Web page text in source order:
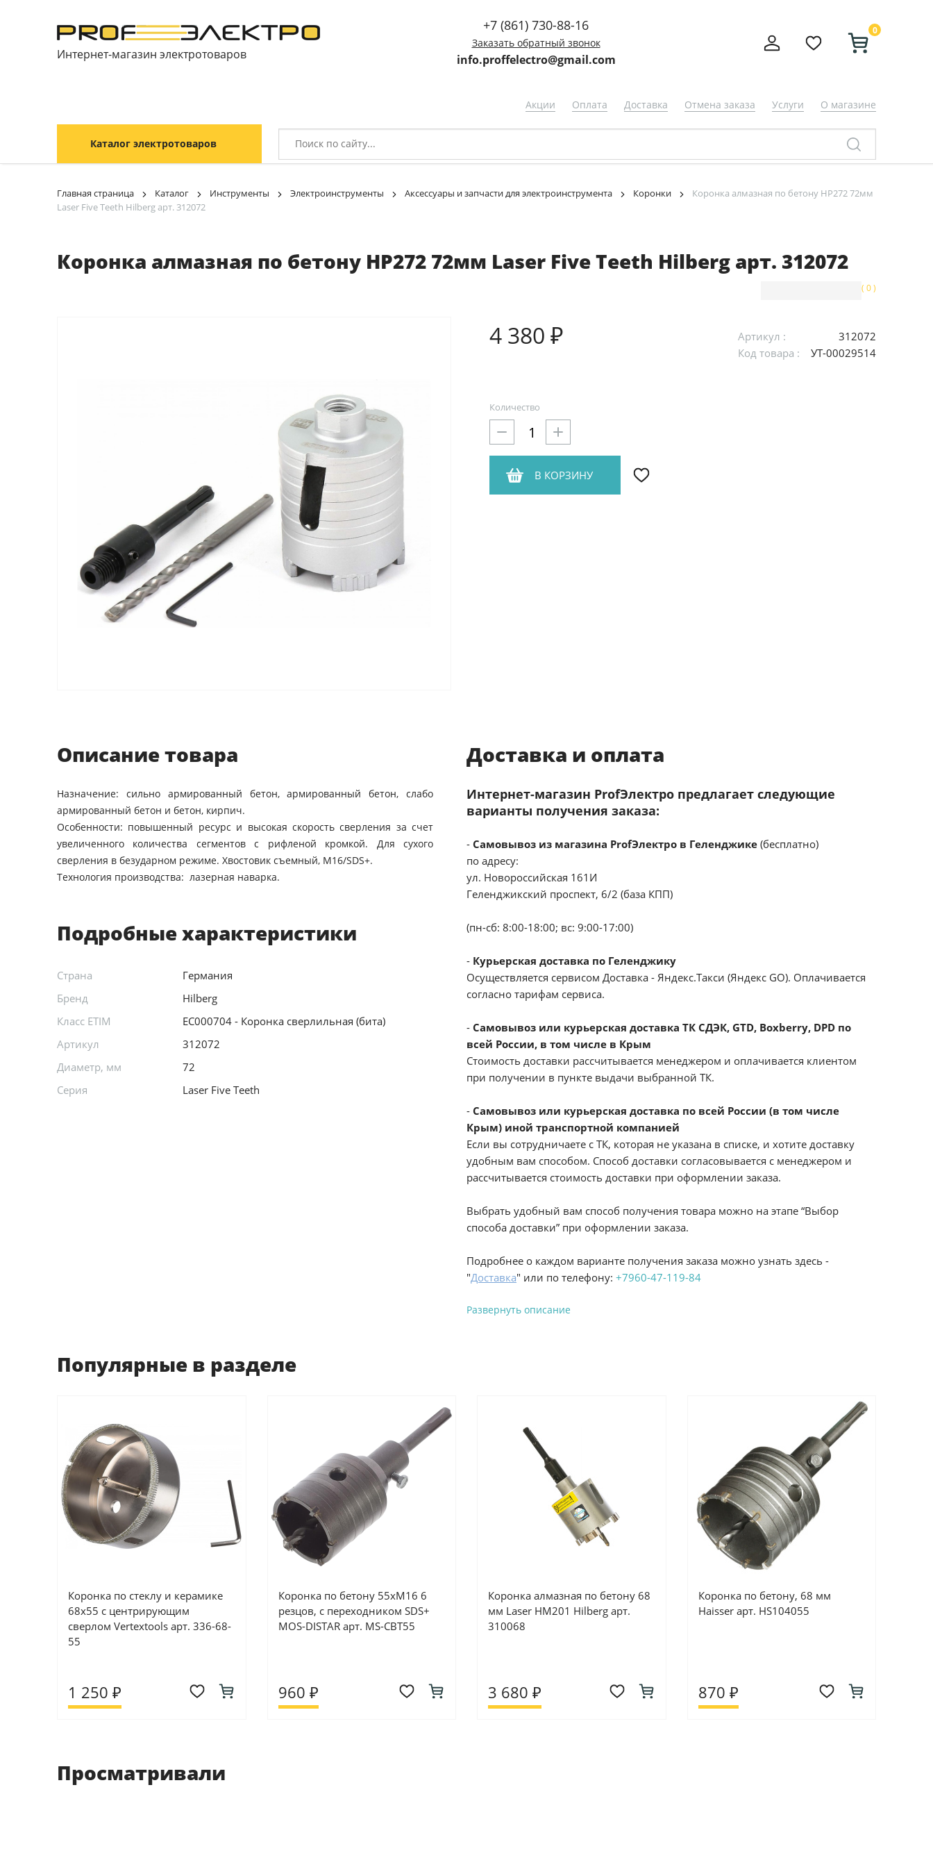
Интернет-магазин электротоваров
+7 (861) 730-88-16
Заказать обратный звонок
info.proffelectro@gmail.com
0
Акции Оплата Доставка Отмена заказа Услуги О магазине
Каталог электротоваров
Главная страница Каталог Инструменты Электроинструменты Аксессуары и запчасти для электроинструмента Коронки
Коронка алмазная по бетону HP272 72мм
Laser Five Teeth Hilberg арт. 312072
Коронка алмазная по бетону HP272 72мм Laser Five Teeth Hilberg арт. 312072
( 0 )
4 380 ₽ Артикул :
312072
Код товара :
УТ-00029514
Количество
В КОРЗИНУ
Описание товара
Назначение: сильно армированный бетон, армированный бетон, слабо
армированный бетон и бетон, кирпич.
Особенности: повышенный ресурс и высокая скорость сверления за счет
увеличенного количества сегментов с рифленой кромкой. Для сухого
сверления в безударном режиме. Хвостовик съемный, М16/SDS+.
Технология производства: лазерная наварка.
Подробные характеристики
Страна
Германия
Бренд
Hilberg
Класс ETIM
EC000704 - Коронка сверлильная (бита)
Артикул
312072
Диаметр, мм
72
Серия
Laser Five Teeth
Доставка и оплата
Интернет-магазин ProfЭлектро предлагает следующие
варианты получения заказа:
- Самовывоз из магазина ProfЭлектро в Геленджике (бесплатно)
по адресу:
ул. Новороссийская 161И
Геленджикский проспект, 6/2 (база КПП)
(пн-сб: 8:00-18:00; вс: 9:00-17:00)
- Курьерская доставка по Геленджику
Осуществляется сервисом Доставка - Яндекс.Такси (Яндекс GO). Оплачивается
согласно тарифам сервиса.
- Самовывоз или курьерская доставка ТК СДЭК, GTD, Boxberry, DPD по
всей России, в том числе в Крым
Стоимость доставки рассчитывается менеджером и оплачивается клиентом
при получении в пункте выдачи выбранной ТК.
- Самовывоз или курьерская доставка по всей России (в том числе
Крым) иной транспортной компанией
Если вы сотрудничаете с ТК, которая не указана в списке, и хотите доставку
удобным вам способом. Способ доставки согласовывается с менеджером и
рассчитывается стоимость доставки при оформлении заказа.
Выбрать удобный вам способ получения товара можно на этапе “Выбор
способа доставки” при оформлении заказа.
Подробнее о каждом варианте получения заказа можно узнать здесь -
"Доставка" или по телефону: +7960-47-119-84
ProffЭлектро по адресу Геленджикский проспект, 6/2 (база КПП)или по
адресу ул. Новороссийская 161И.
Для юридических лиц: переводом на расчетный счет при онлайн
оплате заказа на сайте.
Подробнее о способах оплаты можно узнать здесь - "Оплата"
Развернуть описание
Популярные в разделе
Коронка по стеклу и керамике
68х55 с центрирующим
сверлом Vertextools арт. 336-68-
55
1 250 ₽
Коронка по бетону 55хM16 6
резцов, с переходником SDS+
MOS-DISTAR арт. MS-CBT55
960 ₽
Коронка алмазная по бетону 68
мм Laser HM201 Hilberg арт.
310068
3 680 ₽
Коронка по бетону, 68 мм
Haisser арт. HS104055
870 ₽
Просматривали